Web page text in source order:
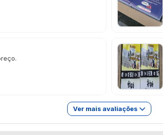
Ver mais avaliações